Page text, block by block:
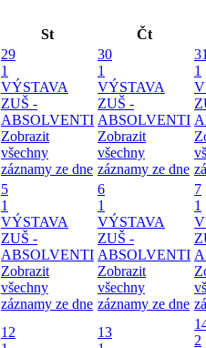
St
Čt
29
1
VÝSTAVA
ZUŠ -
ABSOLVENTI
Zobrazit
všechny
záznamy ze dne
30
1
VÝSTAVA
ZUŠ -
ABSOLVENTI
Zobrazit
všechny
záznamy ze dne
1
5
1
VÝSTAVA
ZUŠ -
ABSOLVENTI
Zobrazit
všechny
záznamy ze dne
6
1
VÝSTAVA
ZUŠ -
ABSOLVENTI
Zobrazit
všechny
záznamy ze dne
7
1
12
13
2